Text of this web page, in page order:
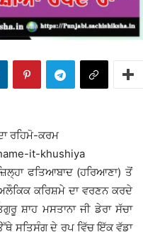
ਰਹਿਮੋ-ਕਰਮ
it-khushiya
ਫਤਿਆਬਾਦ (ਹਰਿਆਣਾ) ਤੋਂ
ਕਰਿਸ਼ਮੇ ਦਾ ਵਰਣਨ ਕਰਦੇ
ਸ਼ਾਹ ਮਸਤਾਨਾ ਜੀ ਡੇਰਾ ਸੱਚਾ
ਸਤਿਸੰਗ ਦੇ ਰੂਪ ਵਿੱਚ ਇੱਕ ਵੱਡਾ